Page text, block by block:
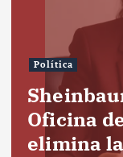
Política
Oficina
elimina